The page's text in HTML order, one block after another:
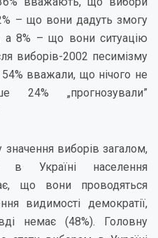
– що вони дадуть змогу
а 8% – що вони ситуацію
виборів-2002 песимізму
вважали, що нічого не
24% „прогнозували”
виборів загалом,
в Україні населення
що вони проводяться
видимості демократії,
немає (48%). Головну